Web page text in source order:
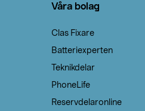
Våra bolag
Clas Fixare
Batteriexperten
Teknikdelar
PhoneLife
Reservdelaronline